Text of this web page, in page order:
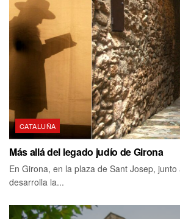
CATALUÑA
Más allá del legado judío de Girona
En Girona, en la plaza de Sant Josep,
desarrolla la...